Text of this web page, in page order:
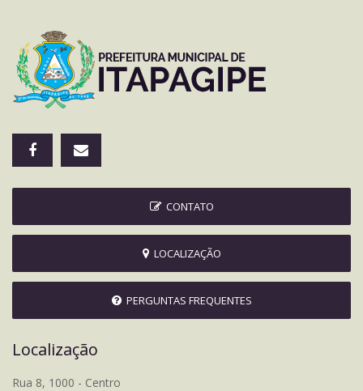
CONTATO
LOCALIZAÇÃO
PERGUNTAS FREQUENTES
Localização
Rua 8, 1000 - Centro